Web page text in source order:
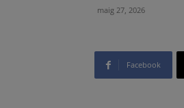
maig 27, 2026
Facebook